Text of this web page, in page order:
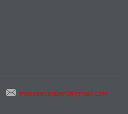
matveevexpert@gmail.com